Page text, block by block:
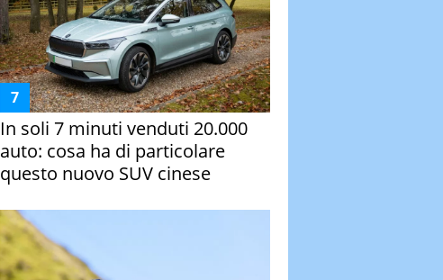
In soli 7 minuti venduti 20.000
auto: cosa ha di particolare
questo nuovo SUV cinese